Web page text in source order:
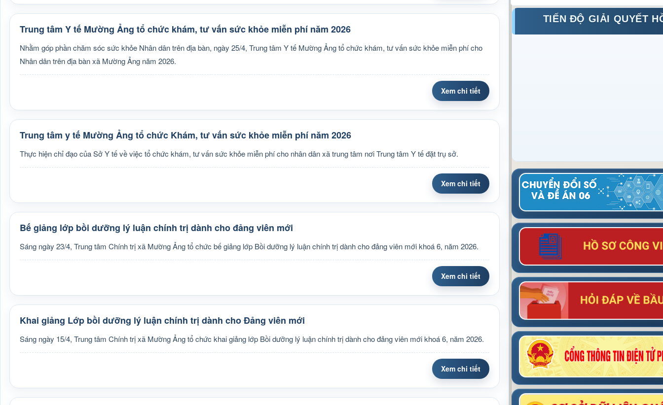
Trung tâm Y tế Mường Ảng tổ chức khám, tư vấn sức khỏe miễn phí năm 2026
Nhằm góp phần chăm sóc sức khỏe Nhân dân trên địa bàn, ngày 25/4, Trung tâm Y tế Mường Ảng tổ chức khám, tư vấn sức khỏe miễn phí cho
Nhân dân trên địa bàn xã Mường Ảng năm 2026.
Xem chi tiết
Trung tâm y tế Mường Ảng tổ chức Khám, tư vấn sức khỏe miễn phí năm 2026
Thực hiện chỉ đạo của Sở Y tế về việc tổ chức khám, tư vấn sức khỏe miễn phí cho nhân dân xã trung tâm nơi Trung tâm Y tế đặt trụ sở.
Xem chi tiết
Bế giảng lớp bồi dưỡng lý luận chính trị dành cho đảng viên mới
Sáng ngày 23/4, Trung tâm Chính trị xã Mường Ảng tổ chức bế giảng lớp Bồi dưỡng lý luận chính trị dành cho đảng viên mới khoá 6, năm 2026.
Xem chi tiết
Khai giảng Lớp bồi dưỡng lý luận chính trị dành cho Đảng viên mới
Sáng ngày 15/4, Trung tâm Chính trị xã Mường Ảng tổ chức khai giảng lớp Bồi dưỡng lý luận chính trị dành cho đảng viên mới khoá 6, năm 2026.
Xem chi tiết
TIẾN ĐỘ GIẢI QUYẾT